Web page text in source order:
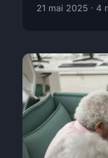
21 mai 2025 · 4